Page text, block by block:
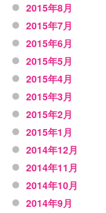
2015年8月
2015年7月
2015年6月
2015年5月
2015年4月
2015年3月
2015年2月
2015年1月
2014年12月
2014年11月
2014年10月
2014年9月